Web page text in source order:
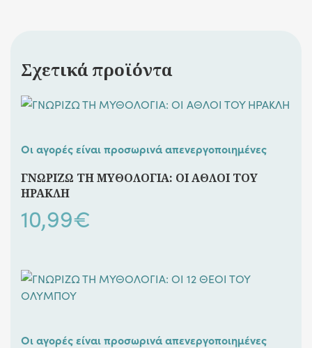
Σχετικά προϊόντα
Οι αγορές είναι προσωρινά απενεργοποιημένες
ΓΝΩΡΙΖΩ ΤΗ ΜΥΘΟΛΟΓΙΑ: ΟΙ ΑΘΛΟΙ ΤΟΥ
ΗΡΑΚΛΗ
10,99€
Οι αγορές είναι προσωρινά απενεργοποιημένες